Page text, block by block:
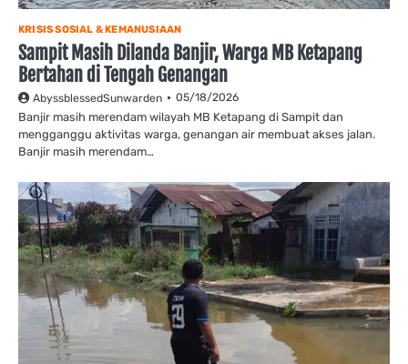
KRISIS SOSIAL & KEMANUSIAAN
Sampit Masih Dilanda Banjir, Warga MB Ketapang
Bertahan di Tengah Genangan
AbyssblessedSunwarden 05/18/2026
Banjir masih merendam wilayah MB Ketapang di Sampit dan
mengganggu aktivitas warga, genangan air membuat akses jalan.
Banjir masih merendam…